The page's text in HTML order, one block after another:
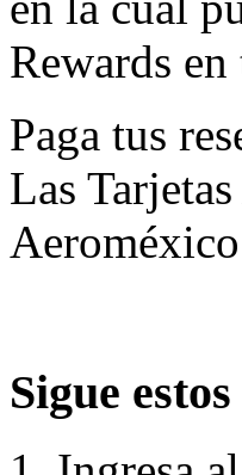
Rewards
Paga tus
Las
Sigue